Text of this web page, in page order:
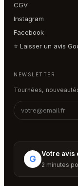
CGV
Instagram
Facebook
⭐ Laisser un avis
NEWSLETTER
Tournées,
G Votre avis
2 minutes